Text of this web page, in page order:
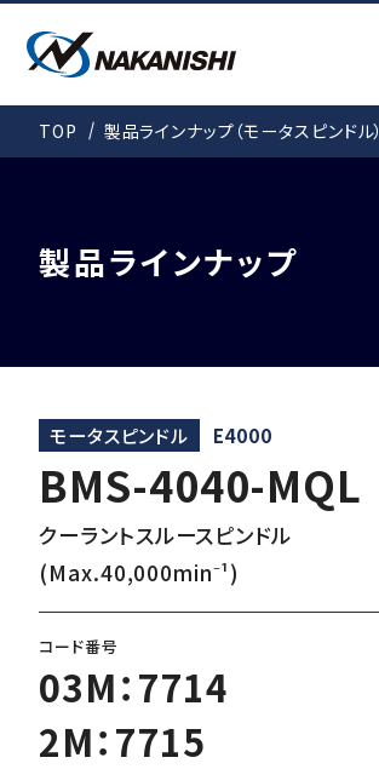
検索
製品情報
事例紹介
お客様サポート
TOP 製品ラインナップ（モータスピンドル）
製品ラインナップ
モータスピンドル E4000
BMS-4040-MQL
クーラントスルースピンドル
(Max.40,000min⁻¹)
コード番号
03M：7714
2M：7715